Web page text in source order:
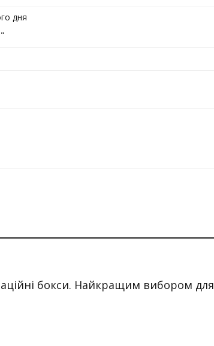
дня
бокси. Найкращим вибором для